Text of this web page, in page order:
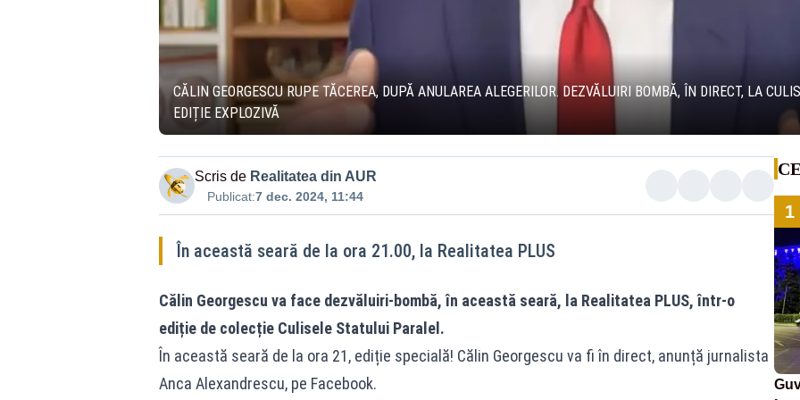
CĂLIN GEORGESCU RUPE TĂCEREA, DUPĂ ANULAREA ALEGERILOR. DEZVĂLUIRI BOMBĂ, ÎN DIRECT, LA
EDIȚIE EXPLOZIVĂ
Scris de Realitatea din AUR
Publicat:7 dec. 2024, 11:44
În această seară de la ora 21.00, la Realitatea PLUS
Călin Georgescu va face dezvăluiri-bombă, în această seară, la Realitatea PLUS, într-o
ediție de colecție Culisele Statului Paralel.
În această seară de la ora 21, ediție specială! Călin Georgescu va fi în direct, anunță jurnalista
Anca Alexandrescu, pe Facebook.
1